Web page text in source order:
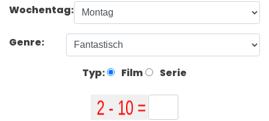
Wochentag:
Genre:
Typ: Film Serie